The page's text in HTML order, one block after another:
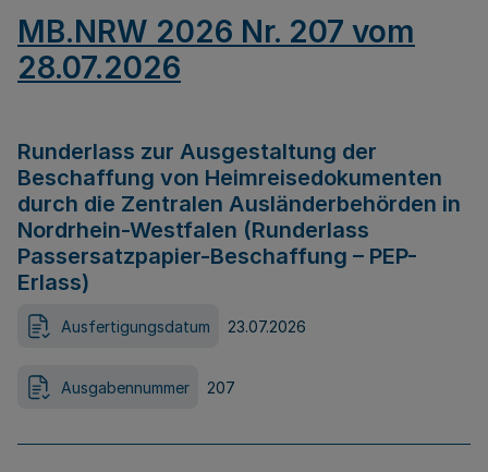
MB.NRW 2026 Nr. 207 vom
28.07.2026
Runderlass zur Ausgestaltung der
Beschaffung von Heimreisedokumenten
durch die Zentralen Ausländerbehörden in
Nordrhein-Westfalen (Runderlass
Passersatzpapier-Beschaffung – PEP-
Erlass)
Ausfertigungsdatum 23.07.2026
Ausgabennummer 207